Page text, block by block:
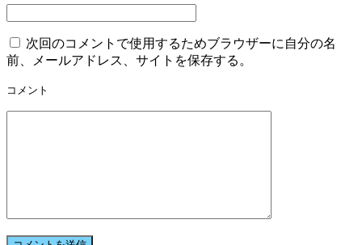
次回のコメントで使用するためブラウザーに自分の名
前、メールアドレス、サイトを保存する。
コメント